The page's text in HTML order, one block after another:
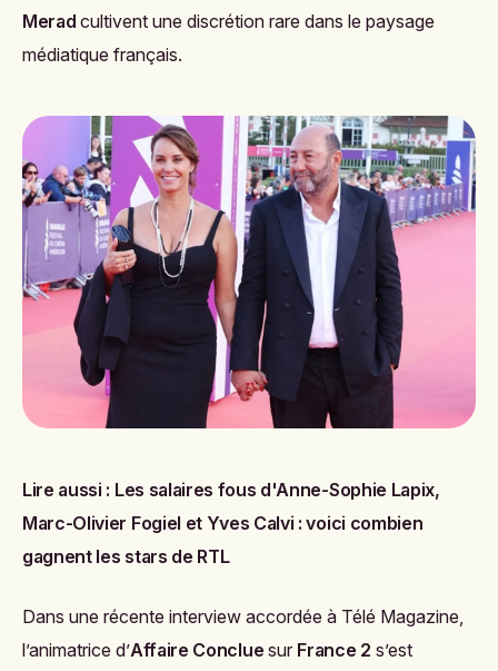
Merad cultivent une discrétion rare dans le paysage
médiatique français.
Lire aussi : Les salaires fous d'Anne-Sophie Lapix,
Marc-Olivier Fogiel et Yves Calvi : voici combien
gagnent les stars de RTL
Dans une récente interview accordée à Télé Magazine,
l’animatrice d’Affaire Conclue sur France 2 s’est